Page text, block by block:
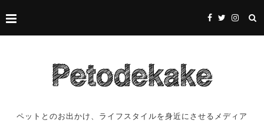
ペットとのお出かけ、ライフスタイルを身近にさせるメディア